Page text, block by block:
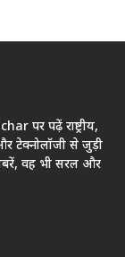
पर पढ़ें राष्ट्रीय,
और टेक्नोलॉजी से जुड़ी
वह भी सरल और